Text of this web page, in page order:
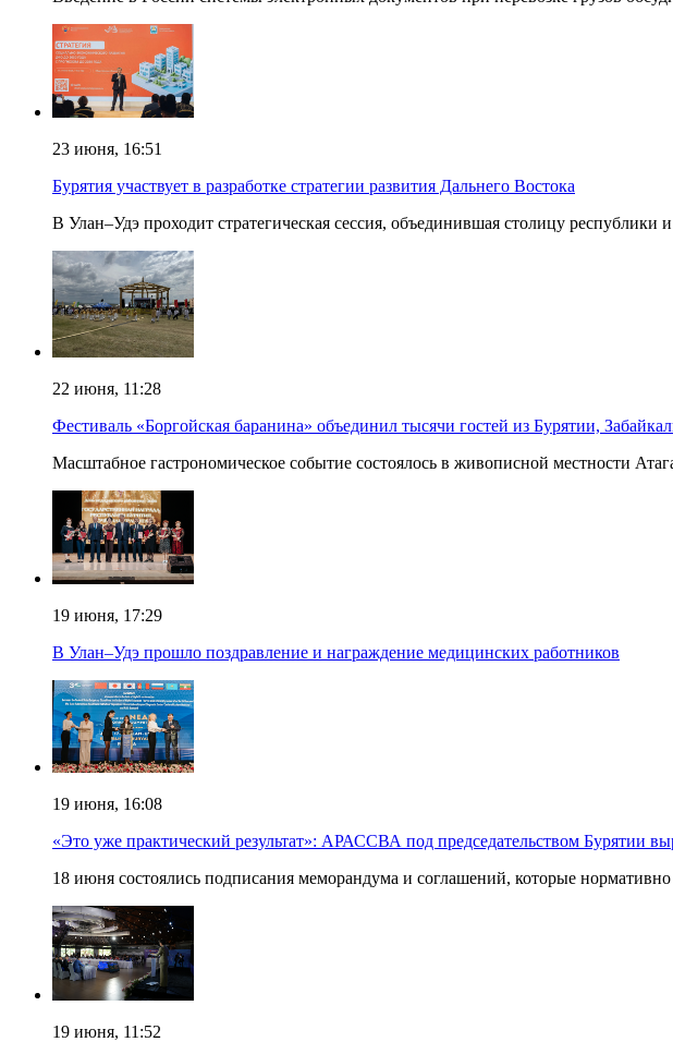
23 июня, 16:51
Бурятия участвует в разработке стратегии развития Дальнего Востока
В Улан–Удэ проходит стратегическая сессия, объединившая столицу республики
22 июня, 11:28
Фестиваль «Боргойская баранина» объединил тысячи гостей из Бурятии,
Масштабное гастрономическое событие состоялось в живописной местности
19 июня, 17:29
В Улан–Удэ прошло поздравление и награждение медицинских работников
19 июня, 16:08
«Это уже практический результат»: АРАССВА под председательством Бурятии
18 июня состоялись подписания меморандума и соглашений, которые
19 июня, 11:52